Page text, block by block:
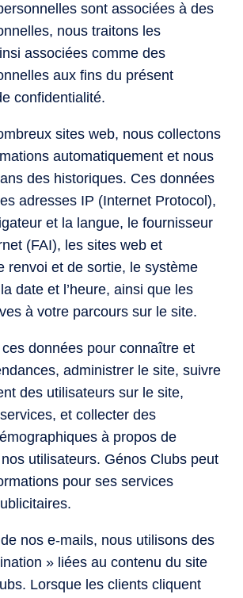
sont associées à des
nous traitons les
associées comme des
aux fins du présent
confidentialité.
sites web, nous collectons
automatiquement et nous
des historiques. Ces données
adresses IP (Internet Protocol),
et la langue, le fournisseur
(FAI), les sites web et
renvoi et de sortie, le système
date et l’heure, ainsi que les
à votre parcours sur le site.
données pour connaître et
administrer le site, suivre
des utilisateurs sur le site,
et collecter des
à propos de
nos utilisateurs. Génos Clubs peut
pour ses services
nos e-mails, nous utilisons des
» liées au contenu du site
Lorsque les clients cliquent